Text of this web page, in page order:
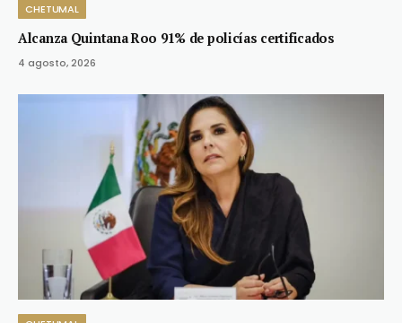
CHETUMAL
Alcanza Quintana Roo 91% de policías certificados
4 agosto, 2026